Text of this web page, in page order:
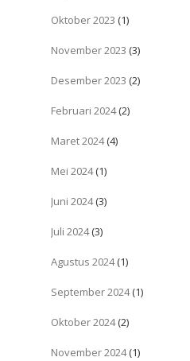
Oktober 2023 (1)
November 2023 (3)
Desember 2023 (2)
Februari 2024(2)
Maret 2024(4)
Mei 2024(1)
Juni 2024(3)
Juli 2024(3)
Agustus 2024(1)
September 2024(1)
Oktober 2024(2)
November 2024(1)